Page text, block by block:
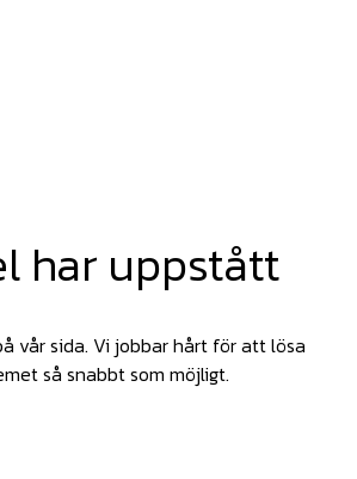
har uppstått
vår sida. Vi jobbar hårt för att lösa
så snabbt som möjligt.